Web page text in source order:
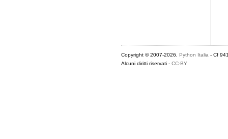
Copyright © 2007-2026, Python Italia - Cf
Alcuni diritti riservati - CC-BY